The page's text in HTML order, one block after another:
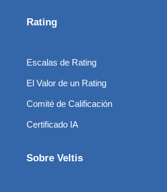
Rating
Escalas de Rating
El Valor de un Rating
Comité de Calificación
Certificado IA
Sobre Veltis